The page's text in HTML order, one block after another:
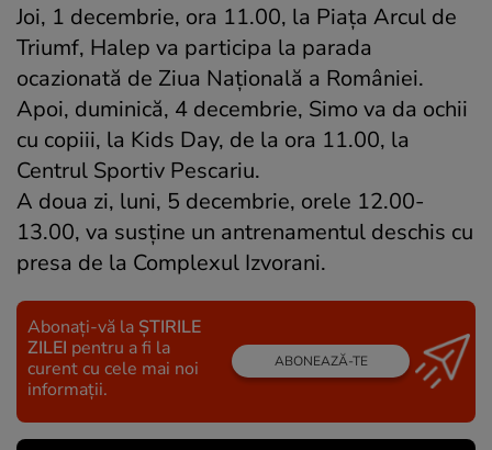
Joi, 1 decembrie, ora 11.00, la Piața Arcul de
Triumf, Halep va participa la parada
ocazionată de Ziua Națională a României.
Apoi, duminică, 4 decembrie, Simo va da ochii
cu copiii, la Kids Day, de la ora 11.00, la
Centrul Sportiv Pescariu.
A doua zi, luni, 5 decembrie, orele 12.00-
13.00, va susține un antrenamentul deschis cu
presa de la Complexul Izvorani.
Abonați-vă la ȘTIRILE
ZILEI pentru a fi la
curent cu cele mai noi
informații.
ABONEAZĂ-TE